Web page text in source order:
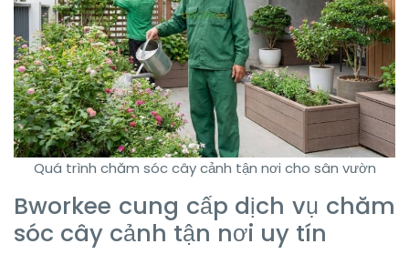
Quá trình chăm sóc cây cảnh tận nơi cho sân vườn
Bworkee cung cấp dịch vụ chăm
sóc cây cảnh tận nơi uy tín